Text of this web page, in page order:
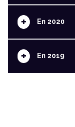
+ En 2020
+ En 2019